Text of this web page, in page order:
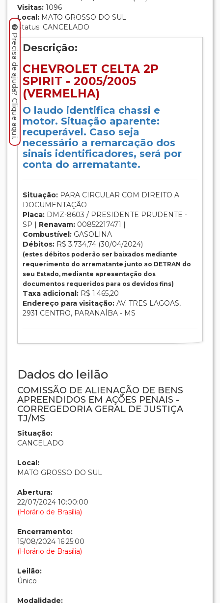
Visitas: 1096
Local: MATO GROSSO DO SUL
Status: CANCELADO
Descrição:
CHEVROLET CELTA 2P
SPIRIT - 2005/2005
(VERMELHA)
O laudo identifica chassi e
motor. Situação aparente:
recuperável. Caso seja
necessário a remarcação dos
sinais identificadores, será por
conta do arrematante.
Situação: PARA CIRCULAR COM DIREITO A
DOCUMENTAÇÃO
Placa: DMZ-8603 / PRESIDENTE PRUDENTE -
SP | Renavam: 00852217471 |
Combustível: GASOLINA
Débitos: R$ 3.734,74 (30/04/2024)
(estes débitos poderão ser baixados mediante
requerimento do arrematante junto ao DETRAN do
seu Estado, mediante apresentação dos
documentos requeridos para os devidos fins)
Taxa adicional: R$ 1.465,20
Endereço para visitação: AV. TRES LAGOAS,
2931 CENTRO, PARANAÍBA - MS
Dados do leilão
COMISSÃO DE ALIENAÇÃO DE BENS
APREENDIDOS EM AÇÕES PENAIS -
CORREGEDORIA GERAL DE JUSTIÇA
TJ/MS
Situação:
CANCELADO
Local:
MATO GROSSO DO SUL
Abertura:
22/07/2024 10:00:00
(Horário de Brasília)
Encerramento:
15/08/2024 16:25:00
(Horário de Brasília)
Leilão:
Único
Modalidade:
Precisa de ajuda? Clique aqui.